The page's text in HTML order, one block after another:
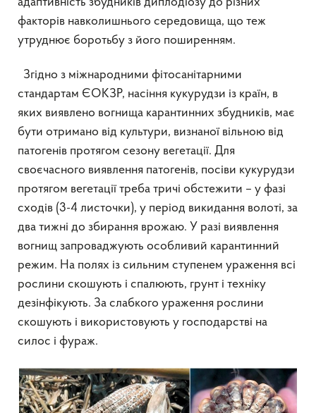
факторів навколишнього середовища, що теж
утруднює боротьбу з його поширенням.
Згідно з міжнародними фітосанітарними
стандартам ЄОКЗР, насіння кукурудзи із країн, в
яких виявлено вогнища карантинних збудників, має
бути отримано від культури, визнаної вільною від
патогенів протягом сезону вегетації. Для
своєчасного виявлення патогенів, посіви кукурудзи
протягом вегетації треба тричі обстежити – у фазі
сходів (3-4 листочки), у період викидання волоті, за
два тижні до збирання врожаю. У разі виявлення
вогнищ запроваджують особливий карантинний
режим. На полях із сильним ступенем ураження всі
рослини скошують і спалюють, грунт і техніку
дезінфікують. За слабкого ураження рослини
скошують і використовують у господарстві на
силос і фураж.